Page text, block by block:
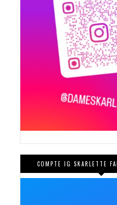
COMPTE IG SKARLETTE